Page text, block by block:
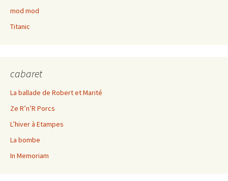
mod mod
Titanic
cabaret
La ballade de Robert et Marité
Ze R’n’R Porcs
L’hiver à Etampes
La bombe
In Memoriam